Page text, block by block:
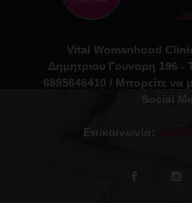
Vital Womanhood
Δημητριου Γουναρη 196 -
6985646410 / Μπορείτε να
Social
Επικοινωνία: